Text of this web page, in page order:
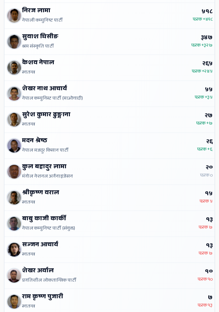
निरज लामा
नेपाली कम्युनिष्ट पार्टी
५१८
फरक+४९८
सुवाश घिसीङ
श्रम संस्कृति पार्टी
३४७
फरक+३२७
केशव नेपाल
स्वतन्त्र
२६५
फरक+२४५
शेखर नाथ आचार्य
नेपाल कम्युनिस्ट पार्टी (माओवादी)
५५
फरक+३५
सुरेश कुमार ढुङ्गाना
स्वतन्त्र
२७
फरक+७
मदन श्रेष्ठ
नेपाल मजदुर किसान पार्टी
२६
फरक+६
कुल बहादुर लामा
मंगोल नेशनल अर्गनाइजेसन
२०
फरक०
श्रीकृष्‍ण वराल
स्वतन्त्र
१५
फरक५
बाबु काजी कार्की
नेपाल कम्युनिष्ट पार्टी (संयुक्त)
१३
फरक७
सज्‍जन आचार्य
स्वतन्त्र
१३
फरक७
शेखर अर्याल
प्रगतिशील लोकतान्त्रिक पार्टी
१०
फरक१०
राम कृष्‍ण पुजारी
स्वतन्त्र
७
फरक१३